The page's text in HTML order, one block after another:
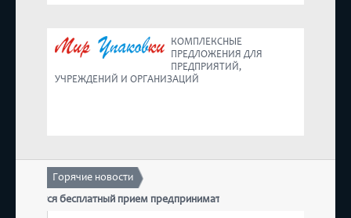
КОМПЛЕКСНЫЕ
ПРЕДЛОЖЕНИЯ ДЛЯ
ПРЕДПРИЯТИЙ,
УЧРЕЖДЕНИЙ И ОРГАНИЗАЦИЙ
Горячие новости
бесплатный прием предпринимателей